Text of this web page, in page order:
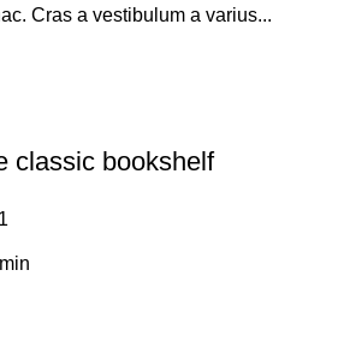
Cras a vestibulum a varius...
classic bookshelf